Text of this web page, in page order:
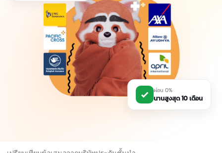
ผ่อน 0%
นานสูงสุด 10 เดือน